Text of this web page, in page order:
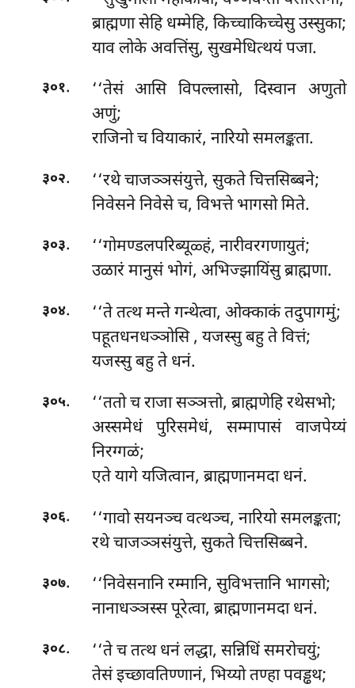
ब्राह्मणा सेहि धम्मेहि, किच्चाकिच्चेसु उस्सुका;
याव लोके अवत्तिंसु, सुखमेधित्थयं पजा.
३०१.
‘‘तेसं आसि विपल्लासो, दिस्वान अणुतो
अणुं;
राजिनो च वियाकारं, नारियो समलङ्कता.
३०२.
‘‘रथे चाजञ्ञसंयुत्ते, सुकते चित्तसिब्बने;
निवेसने निवेसे च, विभत्ते भागसो मिते.
३०३.
‘‘गोमण्डलपरिब्यूळ्हं, नारीवरगणायुतं;
उळारं मानुसं भोगं, अभिज्झायिंसु ब्राह्मणा.
३०४.
‘‘ते तत्थ मन्ते गन्थेत्वा, ओक्काकं तदुपागमुं;
पहूतधनधञ्ञोसि, यजस्सु बहु ते वित्तं;
यजस्सु बहु ते धनं.
३०५.
‘‘ततो च राजा सञ्ञत्तो, ब्राह्मणेहि रथेसभो;
अस्समेधं पुरिसमेधं, सम्मापासं वाजपेय्यं
निरग्गळं;
एतेयागे यजित्वान, ब्राह्मणानमदा धनं.
३०६.
‘‘गावो सयनञ्च वत्थञ्च, नारियो समलङ्कता;
रथे चाजञ्ञसंयुत्ते, सुकते चित्तसिब्बने.
३०७.
‘‘निवेसनानि रम्मानि, सुविभत्तानि भागसो;
नानाधञ्ञस्स पूरेत्वा, ब्राह्मणानमदा धनं.
३०८. ‘‘तेच तत्थ धनं लद्धा, सन्निधिं समरोचयुं;
तेसं इच्छावतिण्णानं, भिय्यो तण्हा पवड्ढथ;